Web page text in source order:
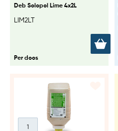
Deb Solopol Lime 4x2L
LIM2LT
Per doos